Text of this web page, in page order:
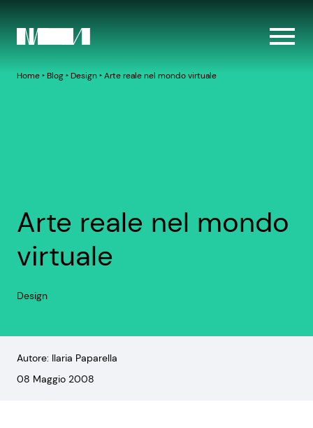
Home‣ Blog‣ Design‣Arte reale nel mondo virtuale
Arte reale nel mondo
virtuale
Design
Autore: Ilaria Paparella
08 Maggio 2008